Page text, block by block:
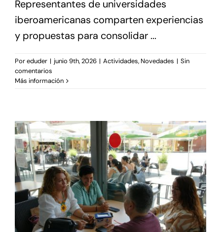
Representantes de universidades
iberoamericanas comparten experiencias
y propuestas para consolidar ...
Poreduder | junio 9th, 2026 | Actividades, Novedades | Sin
comentarios
Más información